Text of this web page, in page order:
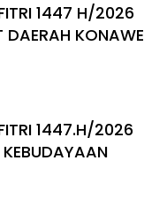
1447 H/2026
DAERAH KONAWE
1447.H/2026